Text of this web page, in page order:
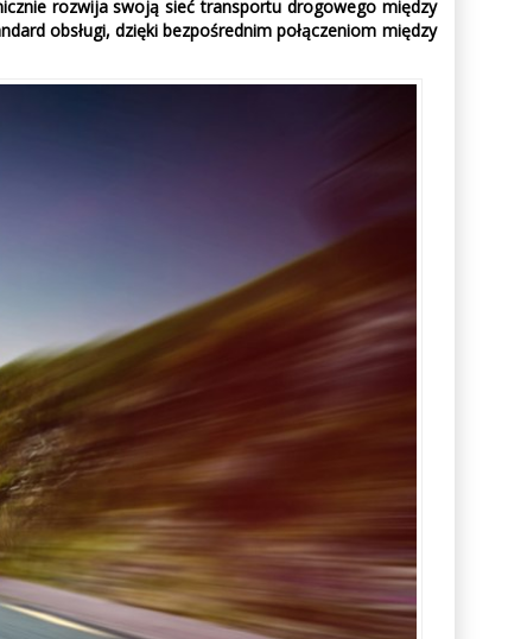
rozwija swoją sieć transportu drogowego między
obsługi, dzięki bezpośrednim połączeniom między